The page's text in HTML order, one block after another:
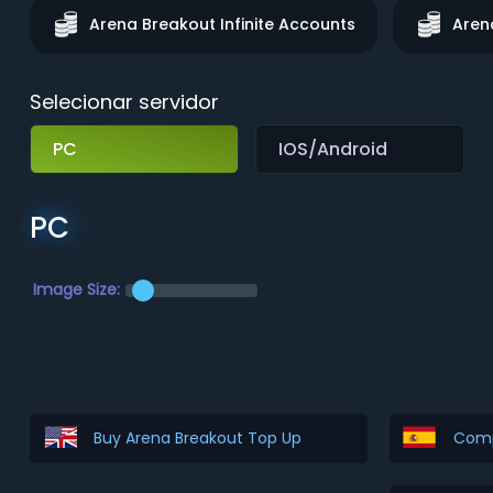
Arena Breakout Infinite Accounts
Selecionar servidor
PC IOS/Android
PC
Image Size:
Buy Arena Breakout Top Up